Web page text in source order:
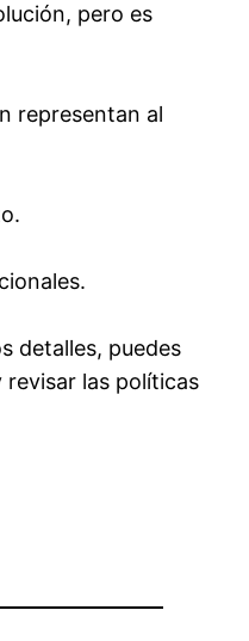
pero es
representan al
detalles, puedes
las políticas